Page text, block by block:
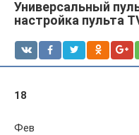
Универсальный
настройка пульта
18
Фев